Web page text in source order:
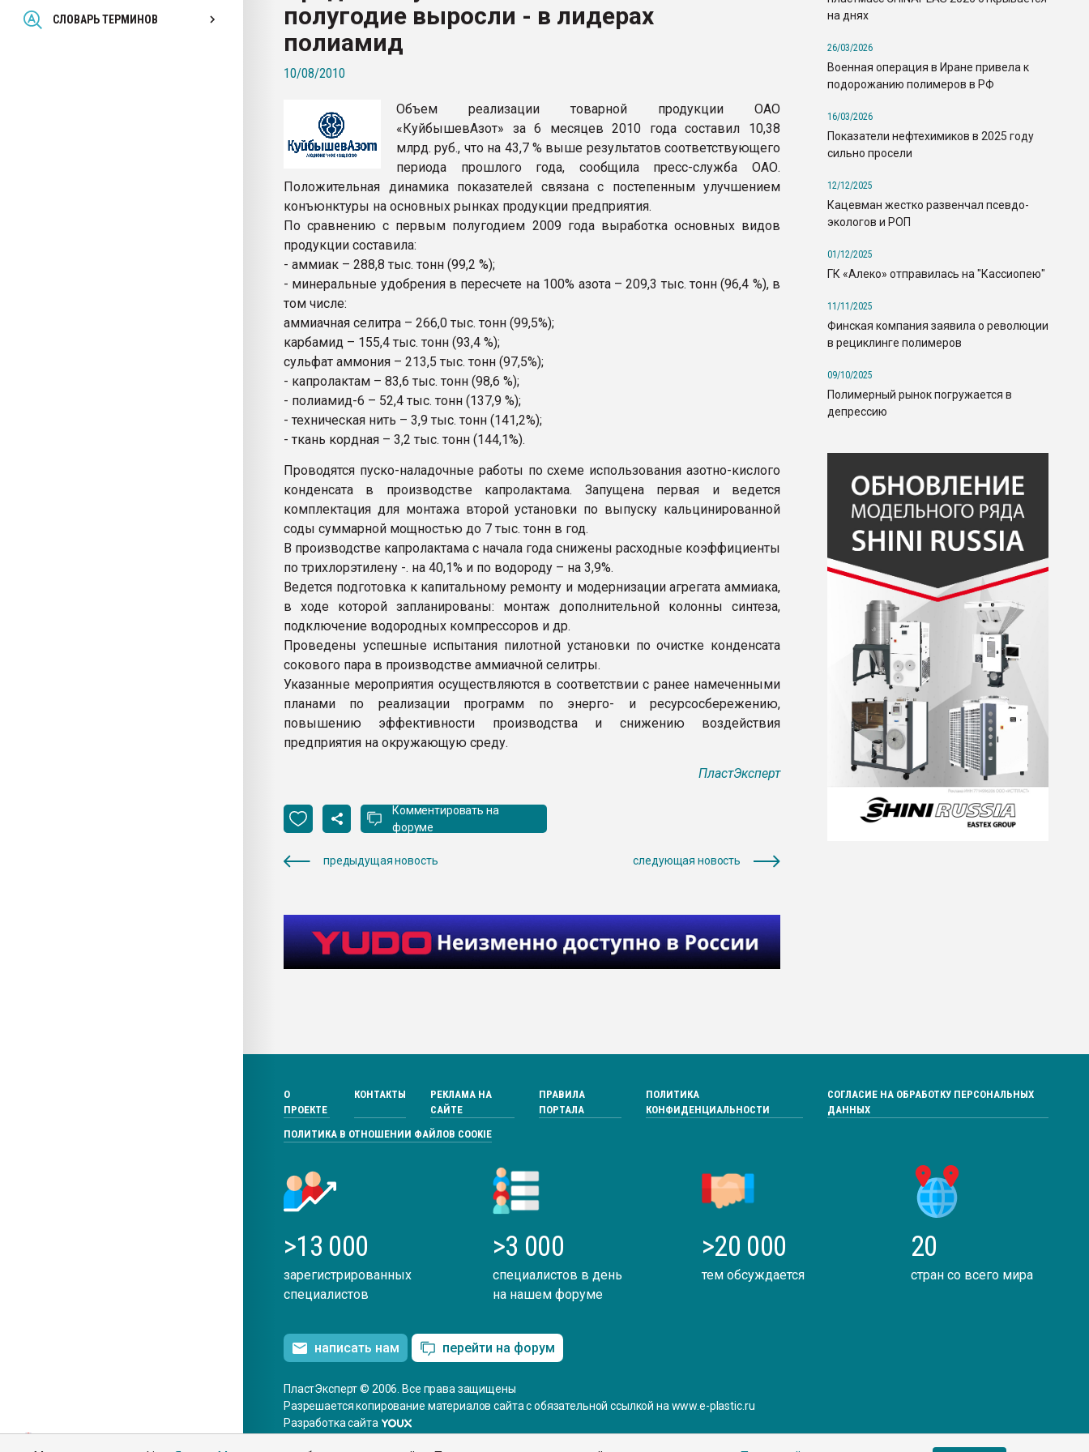
СЛОВАРЬ ТЕРМИНОВ
Всё, что касается выдува ПЭТ
бутылок
ПЕРЕЙТИ НА ФОРУМ
полугодие выросли - в лидерах
полиамид
10/08/2010
Объем реализации товарной продукции ОАО
«КуйбышевАзот» за 6 месяцев 2010 года составил 10,38
млрд. руб., что на 43,7 % выше результатов соответствующего
периода прошлого года, сообщила пресс-служба ОАО.
Положительная динамика показателей связана с постепенным улучшением
конъюнктуры на основных рынках продукции предприятия.
По сравнению с первым полугодием 2009 года выработка основных видов
продукции составила:
- аммиак – 288,8 тыс. тонн (99,2 %);
- минеральные удобрения в пересчете на 100% азота – 209,3 тыс. тонн (96,4 %), в
том числе:
аммиачная селитра – 266,0 тыс. тонн (99,5%);
карбамид – 155,4 тыс. тонн (93,4 %);
сульфат аммония – 213,5 тыс. тонн (97,5%);
- капролактам – 83,6 тыс. тонн (98,6 %);
- полиамид-6 – 52,4 тыс. тонн (137,9 %);
- техническая нить – 3,9 тыс. тонн (141,2%);
- ткань кордная – 3,2 тыс. тонн (144,1%).
Проводятся пуско-наладочные работы по схеме использования азотно-кислого
конденсата в производстве капролактама. Запущена первая и ведется
комплектация для монтажа второй установки по выпуску кальцинированной
соды суммарной мощностью до 7 тыс. тонн в год.
В производстве капролактама с начала года снижены расходные коэффициенты
по трихлорэтилену -. на 40,1% и по водороду – на 3,9%.
Ведется подготовка к капитальному ремонту и модернизации агрегата аммиака,
в ходе которой запланированы: монтаж дополнительной колонны синтеза,
подключение водородных компрессоров и др.
Проведены успешные испытания пилотной установки по очистке конденсата
сокового пара в производстве аммиачной селитры.
Указанные мероприятия осуществляются в соответствии с ранее намеченными
планами по реализации программ по энерго- и ресурсосбережению,
повышению эффективности производства и снижению воздействия
предприятия на окружающую среду.
ПластЭксперт
Комментировать на
форуме
предыдущая новость следующая новость
на днях
26/03/2026
Военная операция в Иране привела к
подорожанию полимеров в РФ
16/03/2026
Показатели нефтехимиков в 2025 году
сильно просели
12/12/2025
Кацевман жестко развенчал псевдо-
экологов и РОП
01/12/2025
ГК «Алеко» отправилась на "Кассиопею"
11/11/2025
Финская компания заявила о революции
в рециклинге полимеров
09/10/2025
Полимерный рынок погружается в
депрессию
О
ПРОЕКТЕ
КОНТАКТЫ
РЕКЛАМА НА
САЙТЕ
ПРАВИЛА
ПОРТАЛА
ПОЛИТИКА
КОНФИДЕНЦИАЛЬНОСТИ
СОГЛАСИЕ НА ОБРАБОТКУ ПЕРСОНАЛЬНЫХ
ДАННЫХ
ПОЛИТИКА В ОТНОШЕНИИ ФАЙЛОВ COOKIE
>13 000
зарегистрированных
специалистов
>3 000
специалистов в день
на нашем форуме
>20 000
тем обсуждается
20
стран со всего мира
написать нам перейти на форум
ПластЭксперт © 2006. Все права защищены
Разрешается копирование материалов сайта с обязательной ссылкой на www.e-plastic.ru
Разработка сайта